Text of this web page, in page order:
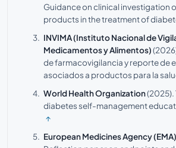
Guidance on clinical investigation
products in the treatment of
INVIMA (Instituto Nacional de
Medicamentos y Alimentos)
de farmacovigilancia y reporte de
asociados a productos para la
World Health Organization(2025).
diabetes self-management
↑
European Medicines Agency (EMA)